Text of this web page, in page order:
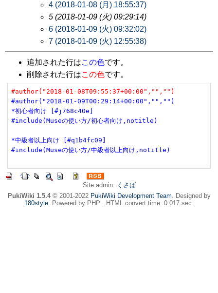
4 (2018-01-08 (月) 18:55:37)
5 (2018-01-09 (火) 09:29:14)
6 (2018-01-09 (火) 09:32:02)
7 (2018-01-09 (火) 12:55:38)
追加された行はこの色です。
削除された行はこの色です。
#author("2018-01-08T09:55:37+00:00","","")
#author("2018-01-09T00:29:14+00:00","","")
*初心者向け [#j768c40e]
#include(Museの使い方/初心者向け,notitle)
*中級者以上向け [#q1b4fc09]
#include(Museの使い方/中級者以上向け,notitle)
Site admin: くさば
PukiWiki 1.5.4© 2001-2022 PukiWiki Development Team. Designed by
180style. Powered by PHP . HTML convert time: 0.017 sec.